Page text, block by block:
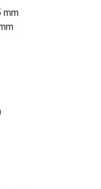
mm